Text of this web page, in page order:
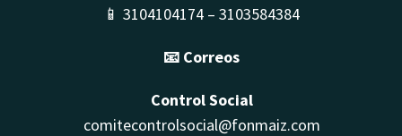
📱 3104104174 – 3103584384
📧 Correos
Control Social
comitecontrolsocial@fonmaiz.com